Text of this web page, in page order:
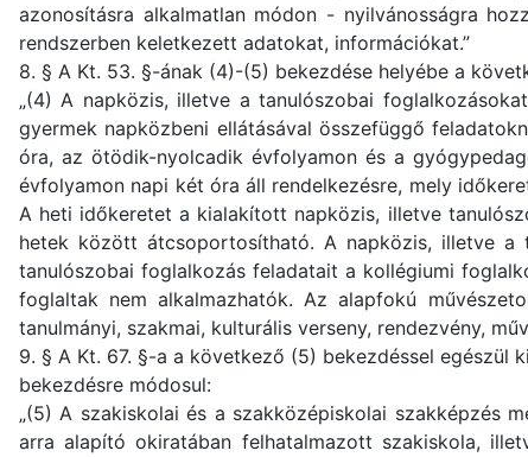
azonosításra alkalmatlan módon - nyilvánosságra
rendszerben keletkezett adatokat, információkat.”
8. § A Kt. 53. §-ának (4)-(5) bekezdése helyébe a
„(4) A napközis, illetve a tanulószobai
gyermek napközbeni ellátásával összefüggő
óra, az ötödik-nyolcadik évfolyamon és a
évfolyamon napi két óra áll rendelkezésre, mely
A heti időkeretet a kialakított napközis, illetve
hetek között átcsoportosítható. A napközis, illetve
tanulószobai foglalkozás feladatait a kollégiumi
foglaltak nem alkalmazhatók. Az alapfokú
tanulmányi, szakmai, kulturális verseny, rendezvény,
9. § A Kt. 67. §-a a következő (5) bekezdéssel egészül
bekezdésre módosul:
„(5) A szakiskolai és a szakközépiskolai szakképzés
arra alapító okiratában felhatalmazott szakiskola,